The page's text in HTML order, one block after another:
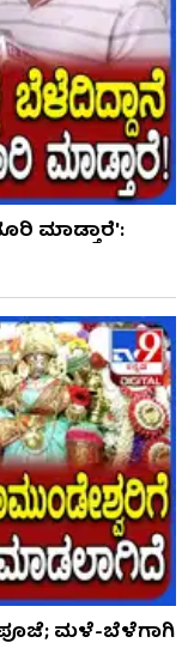
ಮಾಡ್ತಾರೆ':
ಪೂಜೆ; ಮಳೆ-ಬೆಳೆಗಾಗಿ